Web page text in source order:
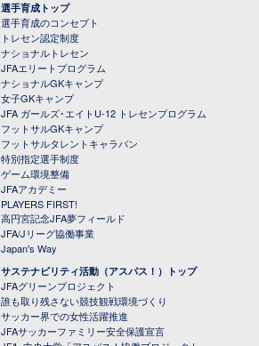
選手育成トップ
選手育成のコンセプト
トレセン認定制度
ナショナルトレセン
JFAエリートプログラム
ナショナルGKキャンプ
女子GKキャンプ
JFA ガールズ･エイトU-12 トレセンプログラム
フットサルGKキャンプ
フットサルタレントキャラバン
特別指定選手制度
ゲーム環境整備
JFAアカデミー
PLAYERS FIRST!
高円宮記念JFA夢フィールド
JFA/Jリーグ協働事業
Japan's Way
サステナビリティ活動（アスパス！）トップ
JFAグリーンプロジェクト
誰も取り残さない競技観戦環境づくり
サッカー界での女性活躍推進
JFAサッカーファミリー安全保護宣言